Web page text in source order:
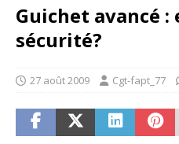
Guichet avancé :
sécurité?
27 août 2009 Cgt-fapt_77